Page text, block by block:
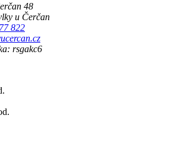
48
u Čerčan
822
rsgakc6